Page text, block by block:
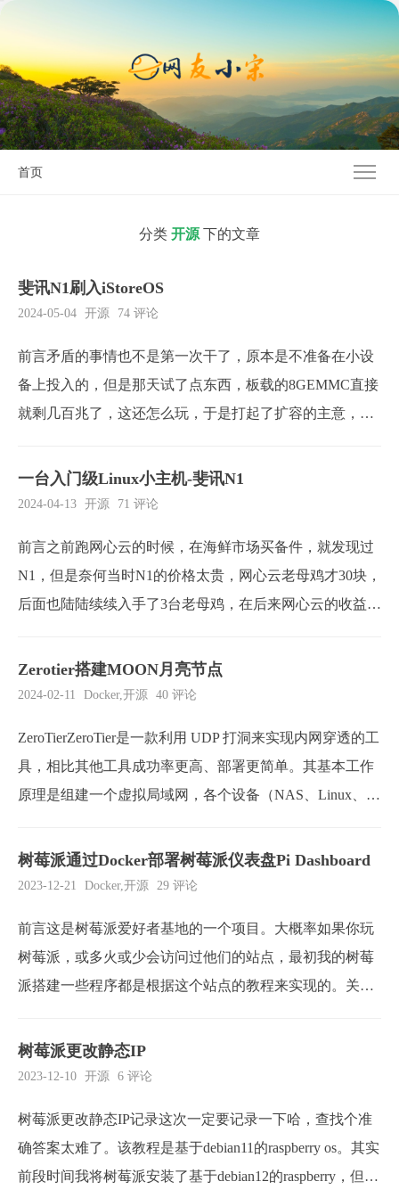
首页
分类 开源 下的文章
斐讯N1刷入iStoreOS
2024-05-04 开源 74 评论
前言矛盾的事情也不是第一次干了，原本是不准备在小设
备上投入的，但是那天试了点东西，板载的8GEMMC直接
就剩几百兆了，这还怎么玩，于是打起了扩容的主意，网
数都是跑PCDN的，找了几个店，发现拼夕夕上面有家128
G扩容大概100块，需要寄过去，思考一番，还是寄过去
一台入门级Linux小主机-斐讯N1
2024-04-13 开源 71 评论
前言之前跑网心云的时候，在海鲜市场买备件，就发现过
N1，但是奈何当时N1的价格太贵，网心云老母鸡才30块，
后面也陆陆续续入手了3台老母鸡，在后来网心云的收益直
刷机成Armbian小主机了。也就有了这篇文章一台linux小主
机-给玩客云刷上armbian。目前那台Armbian小主机再给一
Zerotier搭建MOON月亮节点
2024-02-11 Docker,开源 40 评论
ZeroTierZeroTier是一款利用 UDP 打洞来实现内网穿透的工
具，相比其他工具成功率更高、部署更简单。其基本工作
原理是组建一个虚拟局域网，各个设备（NAS、Linux、W
虚拟局域网后，就会自动分配一个IP，从而实现局域网内
各个设备及服务的相互访问。除了使用官方默认的服务
树莓派通过Docker部署树莓派仪表盘Pi Dashboard
2023-12-21 Docker,开源 29 评论
前言这是树莓派爱好者基地的一个项目。大概率如果你玩
树莓派，或多火或少会访问过他们的站点，最初我的树莓
派搭建一些程序都是根据这个站点的教程来实现的。关于
源爱好者，前几天闲来无事，就看了下趣无尽的项目，无
意间发现这个项目已经发行出了基于Docker的版本。所以
树莓派更改静态IP
2023-12-10 开源 6 评论
树莓派更改静态IP记录这次一定要记录一下哈，查找个准
确答案太难了。该教程是基于debian11的raspberry os。其实
前段时间我将树莓派安装了基于debian12的raspberry，但是